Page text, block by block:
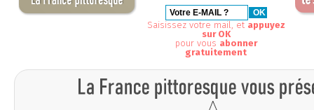
Saisissez votre mail, et appuyez
sur OK
pour vous abonner
gratuitement